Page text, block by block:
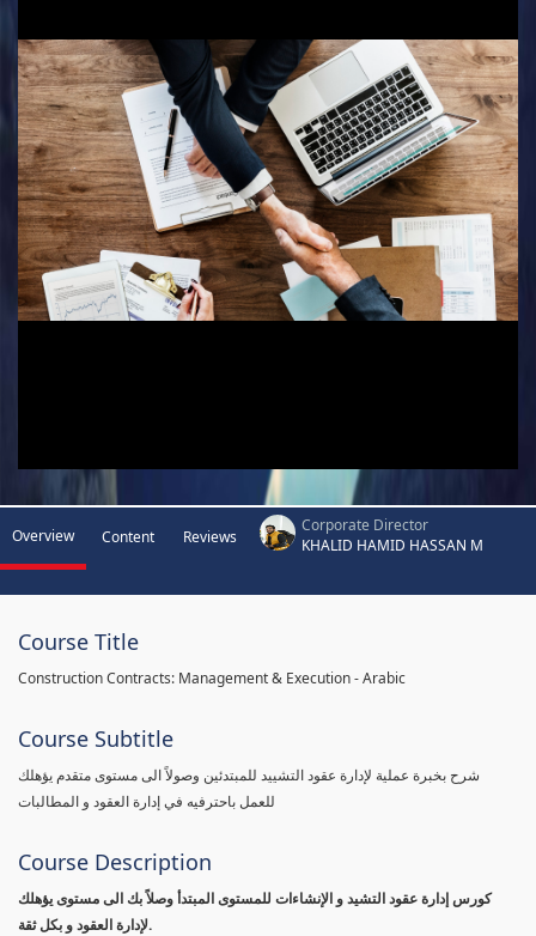
Overview Content Reviews
Corporate Director
KHALID HAMID HASSAN M
Course Title
Construction Contracts: Management & Execution - Arabic
Course Subtitle
شرح بخبرة عملية لإدارة عقود التشييد للمبتدئين وصولاً الى مستوى متقدم يؤهلك
للعمل باحترفيه في إدارة العقود و المطالبات
Course Description
كورس إدارة عقود التشيد و الإنشاءات للمستوى المبتدأ وصلاً بك الى مستوى يؤهلك
لإدارة العقود و بكل ثقة.